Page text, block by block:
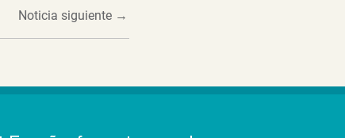
Noticia siguiente →